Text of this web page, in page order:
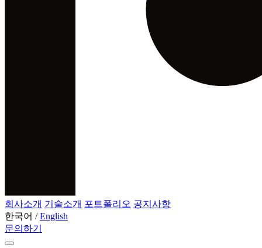
회사소개 기술소개 포트폴리오 공지사항
한국어 / English
문의하기